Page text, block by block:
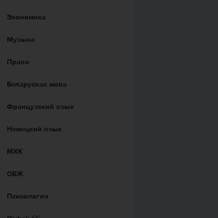
Экономика
Музыка
Право
Беларуская мова
Французский язык
Немецкий язык
МХК
ОБЖ
Психология